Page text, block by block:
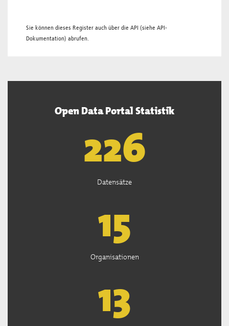
Sie können dieses Register auch über die API (siehe API-
Dokumentation) abrufen.
Open Data Portal Statistik
227
Datensätze
15
Organisationen
13